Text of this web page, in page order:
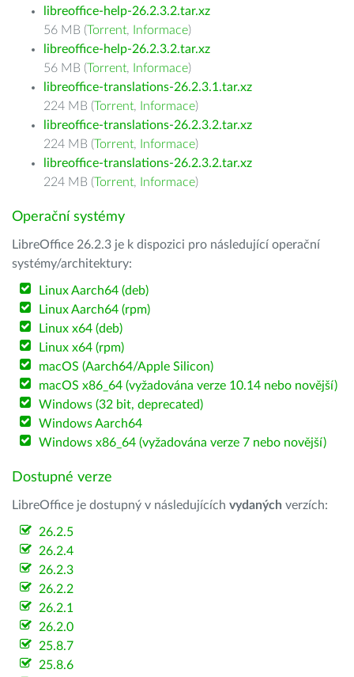
libreoffice-help-26.2.3.2.tar.xz
56 MB (Torrent, Informace)
libreoffice-help-26.2.3.2.tar.xz
56 MB (Torrent, Informace)
libreoffice-translations-26.2.3.1.tar.xz
224 MB (Torrent, Informace)
libreoffice-translations-26.2.3.2.tar.xz
224 MB (Torrent, Informace)
libreoffice-translations-26.2.3.2.tar.xz
224 MB (Torrent, Informace)
Operační systémy
LibreOffice 26.2.3 je k dispozici pro následující operační
systémy/architektury:
Linux Aarch64 (deb)
Linux Aarch64 (rpm)
Linux x64 (deb)
Linux x64 (rpm)
macOS (Aarch64/Apple Silicon)
macOS x86_64 (vyžadována verze 10.14 nebo novější)
Windows (32 bit, deprecated)
Windows Aarch64
Windows x86_64 (vyžadována verze 7 nebo novější)
Dostupné verze
LibreOffice je dostupný v následujících vydaných verzích:
26.2.5
26.2.4
26.2.3
26.2.2
26.2.1
26.2.0
25.8.7
25.8.6